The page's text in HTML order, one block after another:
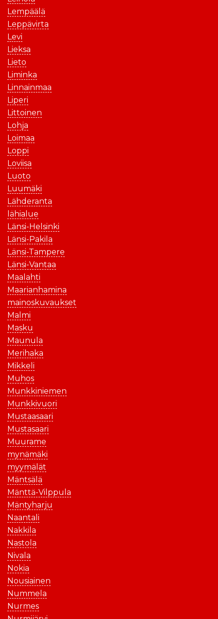
Lempäälä
Leppävirta
Levi
Lieksa
Lieto
Liminka
Linnainmaa
Liperi
Littoinen
Lohja
Loimaa
Loppi
Loviisa
Luoto
Luumäki
Lähderanta
lähialue
Länsi-Helsinki
Länsi-Pakila
Länsi-Tampere
Länsi-Vantaa
Maalahti
Maarianhamina
mainoskuvaukset
Malmi
Masku
Maunula
Merihaka
Mikkeli
Muhos
Munkkiniemen
Munkkivuori
Mustaasaari
Mustasaari
Muurame
mynämäki
myymälät
Mäntsälä
Mänttä-Vilppula
Mäntyharju
Naantali
Nakkila
Nastola
Nivala
Nokia
Nousiainen
Nummela
Nurmes